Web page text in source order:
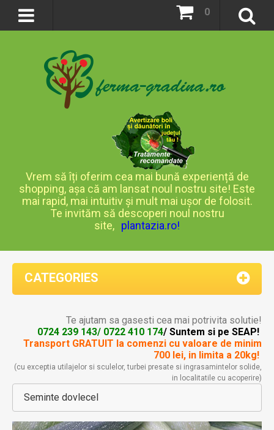
0
Vrem să îți oferim cea mai bună experiență de
shopping, așa că am lansat noul nostru site! Este
mai rapid, mai intuitiv și mult mai ușor de folosit.
Te invităm să descoperi noul nostru
site, plantazia.ro!
CATEGORIES
Te ajutam sa gasesti cea mai potrivita solutie!
0724 239 143/ 0722 410 174/ Suntem si pe SEAP!
Transport GRATUIT la comenzi cu valoare de minim
700 lei, in limita a 20kg!
(cu exceptia utilajelor si sculelor, turbei presate si ingrasamintelor solide,
in localitatile cu acoperire)
Seminte dovlecel